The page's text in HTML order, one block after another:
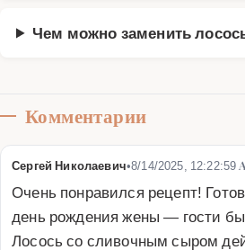
Чем можно заменить
Комментарии
Сергей Николаевич•8/14/2025, 12:22:59
Очень понравился рецепт!
день рождения жены — гости
Лосось со сливочным сыром